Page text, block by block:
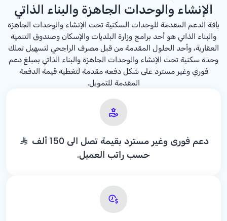
الإنشاء والوحدات الجاهزة والبناء الذاتي
باقة الدعم المقدمة للوحدات السكنية تحت الإنشاء والوحدات الجاهزة
والبناء الذاتي هو أحد برامج وزارة البلديات والإسكان وصندوق التنمية
العقارية، وأحد الحلول المقدمة من قبل مصرف الراجحي لتسهيل تملك
وحدة سكنية تحت الإنشاء والوحدات الجاهزة والبناء الذاتي بمبلغ دعم
فوري وغير مسترد على شكل دفعه مقدمة لتغطية قيمة الدفعة
المقدمة للتمويل.
دعم فورى وغير مسترد بقيمة تصل الى 150 ألف
حسب راتب العميل.